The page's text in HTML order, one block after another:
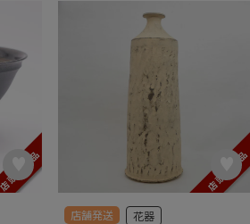
店舗発送 花器